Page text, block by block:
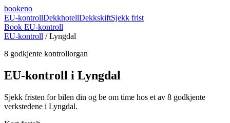
bookeno
EU-kontrollDekkhotellDekkskiftSjekk frist
Book EU-kontroll
EU-kontroll /Lyngdal
8 godkjente kontrollorgan
EU-kontroll i Lyngdal
Sjekk fristen for bilen din og be om time hos et av 8 godkjente
verkstedene i Lyngdal.